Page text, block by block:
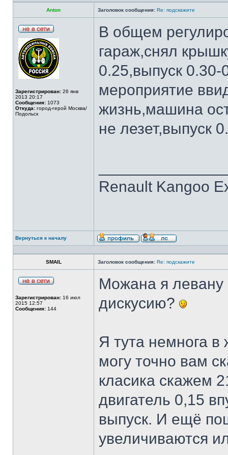
Anton Заголовок сообщения: Re: подскажите
Зарегистрирован: 26 янв
2013 20:17
Сообщения: 1073
Откуда: город-герой Москва/
Подольск
В общем
гараж,снял
0.25,выпуск
мероприятие
жизнь,машина
не лезет,выпуск
Renault Kangoo
Вернуться к началу
SMAIL Заголовок сообщения: Re: подскажите
Зарегистрирован: 16 июл
2015 12:57
Сообщения: 144
Можана я левану
дискусию?
Я тута немнога в
могу точно вам
класика скажем
двигатель 0,15
выпуск. И ещё
увеличиваются